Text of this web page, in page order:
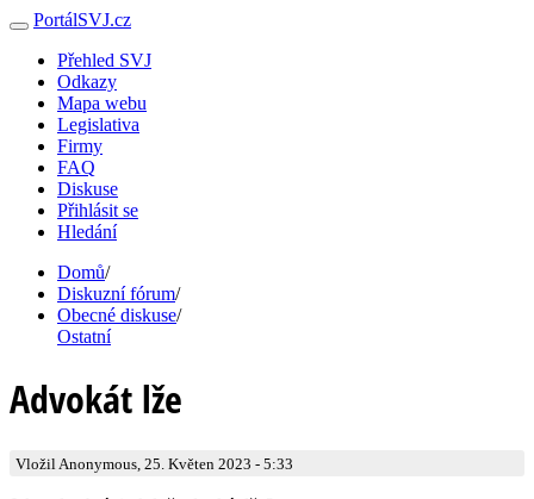
PortálSVJ.cz
Přehled SVJ
Odkazy
Mapa webu
Legislativa
Firmy
FAQ
Diskuse
Přihlásit se
Hledání
Domů/
Diskuzní fórum/
Obecné diskuse/
Ostatní
Advokát lže
Vložil Anonymous, 25. Květen 2023 - 5:33